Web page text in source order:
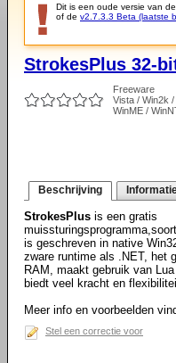
Dit is een oude versie van
of de v2.7.3.3 Beta (laatste
StrokesPlus 32-
Freeware
Vista / Win2k
WinME /
Beschrijving
StrokesPlus is een gratis
is geschreven in native
zware runtime als .NET, het
RAM, maakt gebruik van
biedt veel kracht en
Meer info en voorbeelden
Stel een correctie voor